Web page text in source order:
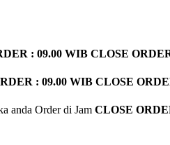
: 09.00 WIB CLOSE
: 09.00 WIB CLOSE
anda Order di Jam CLOSE